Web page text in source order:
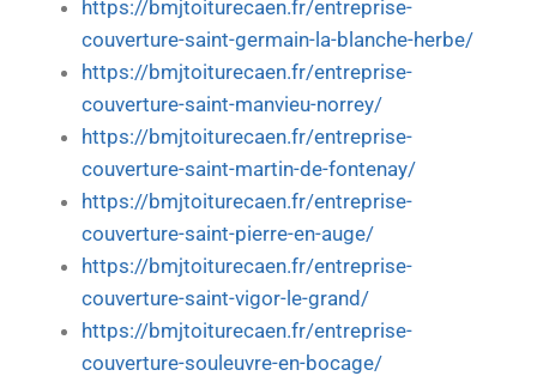
https://bmjtoiturecaen.fr/entreprise-
couverture-saint-germain-la-blanche-herbe/
https://bmjtoiturecaen.fr/entreprise-
couverture-saint-manvieu-norrey/
https://bmjtoiturecaen.fr/entreprise-
couverture-saint-martin-de-fontenay/
https://bmjtoiturecaen.fr/entreprise-
couverture-saint-pierre-en-auge/
https://bmjtoiturecaen.fr/entreprise-
couverture-saint-vigor-le-grand/
https://bmjtoiturecaen.fr/entreprise-
couverture-souleuvre-en-bocage/